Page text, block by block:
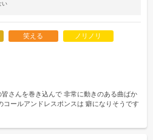
い
笑える ノリノリ
さんを巻き込んで 非常に動きのある曲ばか
コールアンドレスポンスは 癖になりそうです